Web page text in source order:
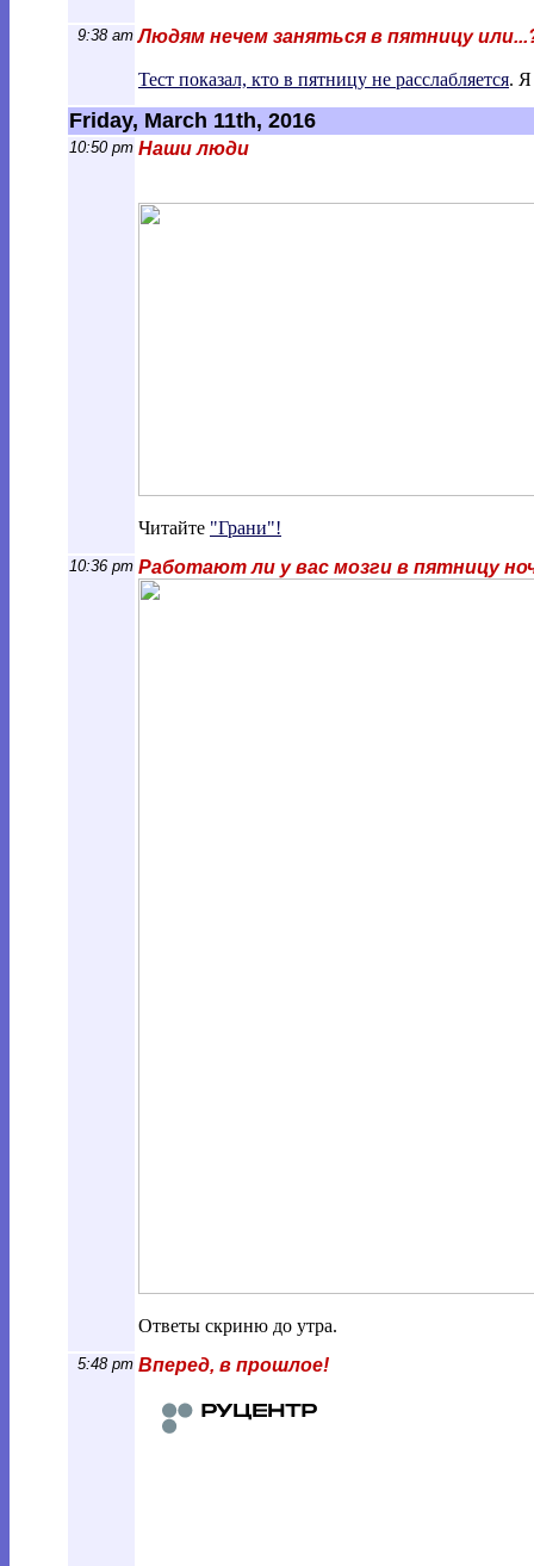
9:38 am Людям нечем заняться в пятницу
Тест показал, кто в пятницу не расслабляется. Я
Friday, March 11th, 2016
10:50 pm Наши люди
Читайте "Грани"!
10:36 pm Работают ли у вас мозги в пятницу
Ответы скриню до утра.
5:48 pm Вперед, в прошлое!